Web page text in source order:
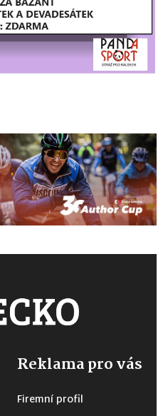
Reklama pro vás
Firemní profil